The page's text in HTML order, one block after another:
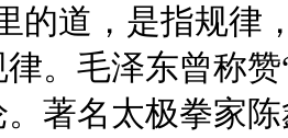
的道，是指规律
。毛泽东曾称
著名太极拳家